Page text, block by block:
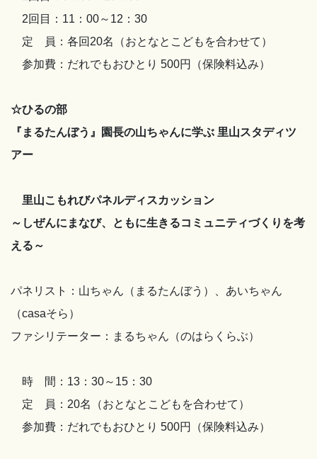
2回目：11：00～12：30
定 員：各回20名（おとなとこどもを合わせて）
参加費：だれでもおひとり 500円（保険料込み）
☆ひるの部
『まるたんぼう』園長の山ちゃんに学ぶ 里山スタディツ
アー
里山こもれびパネルディスカッション
～しぜんにまなび、ともに生きるコミュニティづくりを考
える～
パネリスト：山ちゃん（まるたんぼう）、あいちゃん
（casaそら）
ファシリテーター：まるちゃん（のはらくらぶ）
時 間：13：30～15：30
定 員：20名（おとなとこどもを合わせて）
参加費：だれでもおひとり 500円（保険料込み）